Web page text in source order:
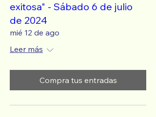
exitosa" - Sábado 6 de julio
de 2024
mié 12 de ago
Leer más
Compra tus entradas